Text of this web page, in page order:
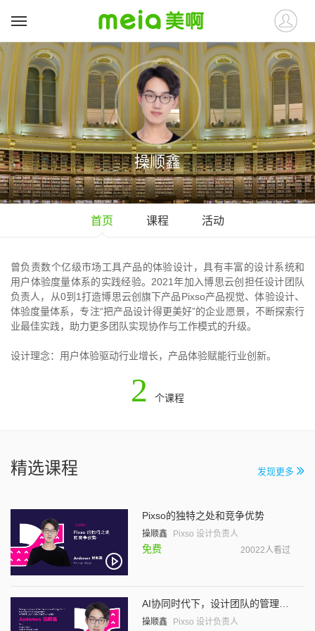
操顺鑫
首页 课程 活动
曾负责数个亿级市场工具产品的体验设计，具有丰富的设计系统和
用户体验度量体系的实践经验。2021年加入博思云创担任设计团队
负责人，从0到1打造博思云创旗下产品Pixso产品视觉、体验设计、
体验度量体系，专注“把产品设计得更美好”的企业愿景，不断探索行
业最佳实践，助力更多团队实现协作与工作模式的升级。
设计理念：用户体验驱动行业增长，产品体验赋能行业创新。
2 个课程
精选课程 发现更多
Pixso的独特之处和竞争优势
操顺鑫 Pixso 设计负责人
免费 20022人看过
操顺鑫 Pixso 设计负责人